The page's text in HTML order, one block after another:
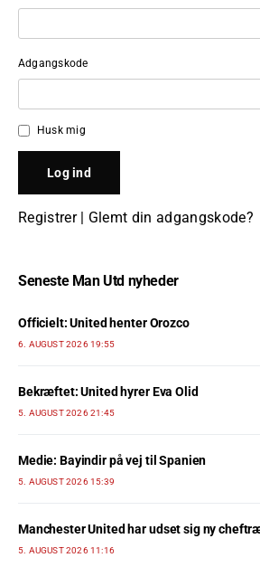
Adgangskode
Husk mig
Registrer| Glemt din adgangskode?
Seneste Man Utd nyheder
Officielt: United henter Orozco
6. AUGUST 2026 19:55
Bekræftet: United hyrer Eva Olid
5. AUGUST 2026 21:45
Medie: Bayindir på vej til Spanien
5. AUGUST 2026 15:39
Manchester United har udset sig ny
5. AUGUST 2026 11:16